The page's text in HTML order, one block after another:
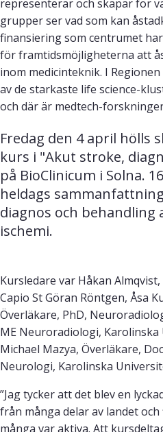
representerar och skapar för
grupper ser vad som kan
finansiering som centrumet
för framtidsmöjligheterna att
inom medicinteknik. I
av de starkaste life science-
och där är medtech-
Fredag den 4 april hölls
kurs i "Akut stroke,
på BioClinicum i Solna.
heldags
diagnos och behandling
ischemi.
Kursledare var Håkan
Capio St Göran Röntgen, Åsa
Överläkare, PhD,
ME Neuroradiologi,
Michael Mazya, Överläkare,
Neurologi, Karolinska
”Jag tycker att det blev en
från många delar av landet
många var aktiva. Att